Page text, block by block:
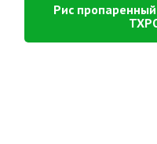
Рис